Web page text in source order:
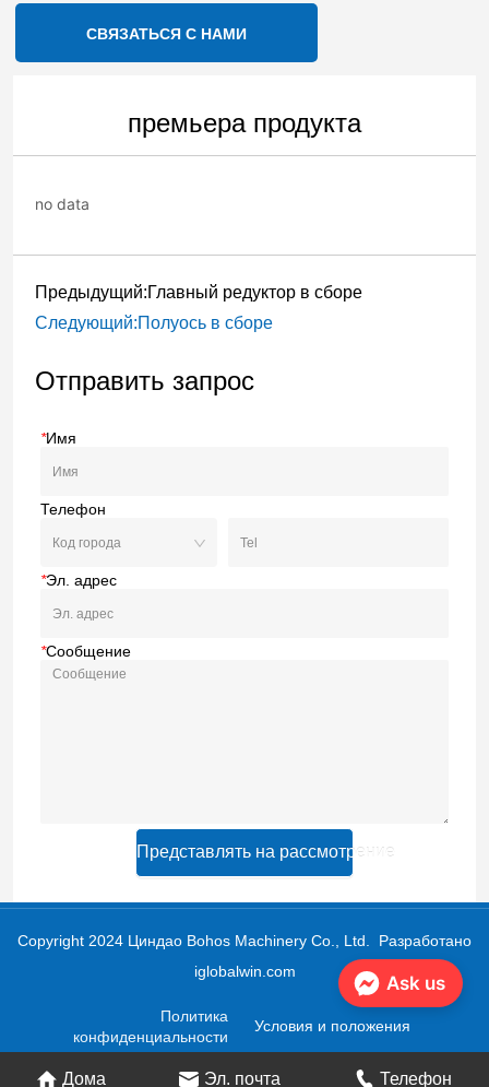
СВЯЗАТЬСЯ С НАМИ
премьера продукта
no data
Предыдущий:Главный редуктор в сборе
Следующий:Полуось в сборе
Отправить запрос
*Имя
Телефон
*Эл. адрес
*Сообщение
Представлять на рассмотрение
Дома Эл. почта Телефон
Copyright 2024 Циндао Bohos Machinery Co., Ltd.
Разработано
iglobalwin.com
Политика
конфиденциальности
Условия и положения
Ask us